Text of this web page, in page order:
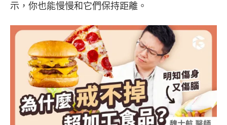
示，你也能慢慢和它們保持距離。